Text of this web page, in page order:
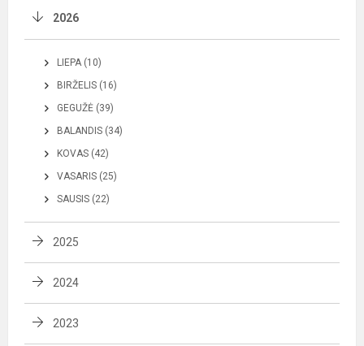
2026
LIEPA (10)
BIRŽELIS (16)
GEGUŽĖ (39)
BALANDIS (34)
KOVAS (42)
VASARIS (25)
SAUSIS (22)
2025
2024
2023